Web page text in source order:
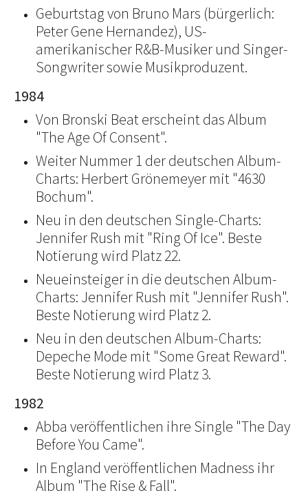
Geburtstag von Bruno Mars (bürgerlich:
Peter Gene Hernandez), US-
amerikanischer R&B-Musiker und Singer-
Songwriter sowie Musikproduzent.
1984
Von Bronski Beat erscheint das Album
"The Age Of Consent".
Weiter Nummer 1 der deutschen Album-
Charts: Herbert Grönemeyer mit "4630
Bochum".
Neu in den deutschen Single-Charts:
Jennifer Rush mit "Ring Of Ice". Beste
Notierung wird Platz 22.
Neueinsteiger in die deutschen Album-
Charts: Jennifer Rush mit "Jennifer Rush".
Beste Notierung wird Platz 2.
Neu in den deutschen Album-Charts:
Depeche Mode mit "Some Great Reward".
Beste Notierung wird Platz 3.
1982
Abba veröffentlichen ihre Single "The Day
Before You Came".
In England veröffentlichen Madness ihr
Album "The Rise & Fall".